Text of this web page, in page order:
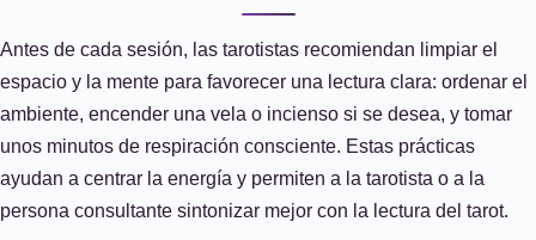
Antes de cada sesión, las tarotistas recomiendan limpiar el
espacio y la mente para favorecer una lectura clara: ordenar el
ambiente, encender una vela o incienso si se desea, y tomar
unos minutos de respiración consciente. Estas prácticas
ayudan a centrar la energía y permiten a la tarotista o a la
persona consultante sintonizar mejor con la lectura del tarot.